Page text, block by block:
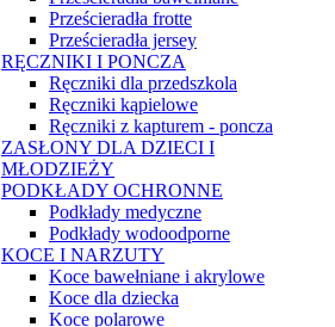
Prześcieradła frotte
Prześcieradła jersey
RĘCZNIKI I PONCZA
Ręczniki dla przedszkola
Ręczniki kąpielowe
Ręczniki z kapturem - poncza
ZASŁONY DLA DZIECI I
MŁODZIEŻY
PODKŁADY OCHRONNE
Podkłady medyczne
Podkłady wodoodporne
KOCE I NARZUTY
Koce bawełniane i akrylowe
Koce dla dziecka
Koce polarowe